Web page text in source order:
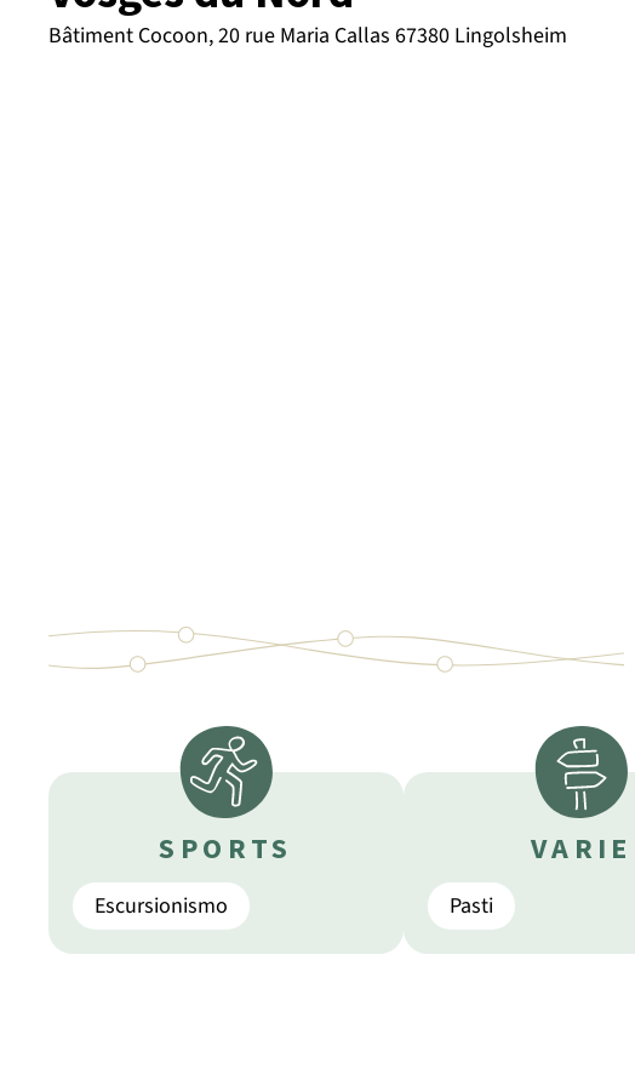
Bâtiment Cocoon, 20 rue Maria Callas 67380 Lingolsheim
SPORTS
Escursionismo
VARIE
Pasti